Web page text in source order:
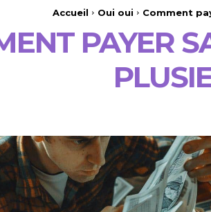
Accueil Oui oui Comment
PAYER